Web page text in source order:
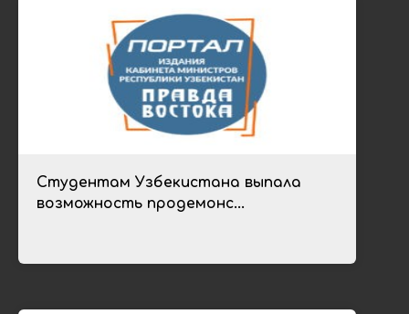
Студентам Узбекистана выпала
возможность продемонс...